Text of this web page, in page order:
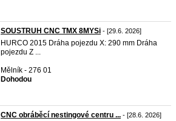
SOUSTRUH CNC TMX 8MYSi - [29.6. 2026]
HURCO 2015 Dráha pojezdu X: 290 mm Dráha
pojezdu Z ...
Mělník - 276 01
Dohodou
CNC obráběcí nestingové centru ... - [28.6. 2026]